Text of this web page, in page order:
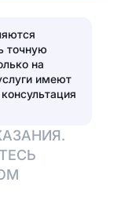
виниры
точную
на
имеют